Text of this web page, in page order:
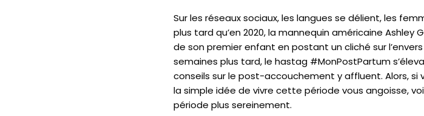
Sur les réseaux sociaux, les langues se délient, les
plus tard qu’en 2020, la mannequin américaine
de son premier enfant en postant un cliché sur
semaines plus tard, le hastag #MonPostPartum
conseils sur le post-accouchement y affluent. Alors,
la simple idée de vivre cette période vous angoisse,
période plus sereinement.